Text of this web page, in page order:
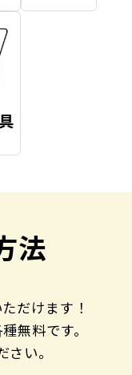
法
だけます！
無料です。
い。